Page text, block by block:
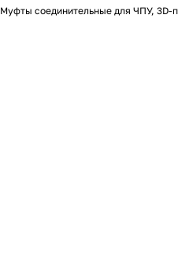
Муфты соединительные для ЧПУ, 3D-